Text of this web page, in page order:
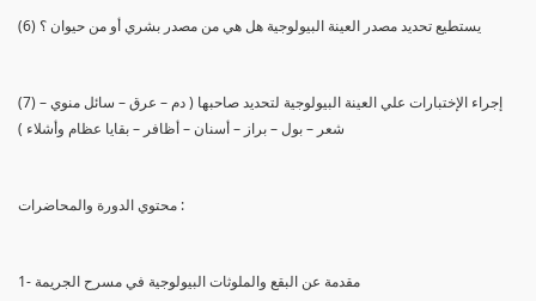
(6) يستطيع تحديد مصدر العينة البيولوجية هل هي من مصدر بشري أو من حيوان ؟
(7) إجراء الإختبارات علي العينة البيولوجية لتحديد صاحبها ( دم – عرق – سائل منوي –
شعر – بول – براز – أسنان – أظافر – بقايا عظام وأشلاء )
محتوي الدورة والمحاضرات :
1- مقدمة عن البقع والملوثات البيولوجية في مسرح الجريمة